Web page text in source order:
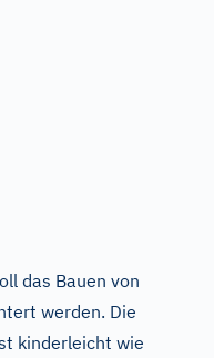
das Bauen von
werden. Die
kinderleicht wie